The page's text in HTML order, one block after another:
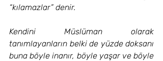
“kılamazlar” denir.
Kendini Müslüman olarak
tanımlayanların belki de yüzde doksanı
buna böyle inanır, böyle yaşar ve böyle